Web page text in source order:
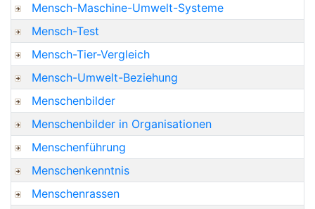
Mensch-Maschine-Umwelt-Systeme
Mensch-Test
Mensch-Tier-Vergleich
Mensch-Umwelt-Beziehung
Menschenbilder
Menschenbilder in Organisationen
Menschenführung
Menschenkenntnis
Menschenrassen